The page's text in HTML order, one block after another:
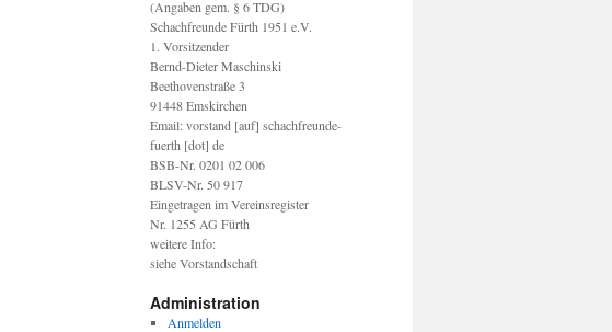
(Angaben gem. § 6 TDG)
Schachfreunde Fürth 1951 e.V.
1. Vorsitzender
Bernd-Dieter Maschinski
Beethovenstraße 3
91448 Emskirchen
Email: vorstand [auf] schachfreunde-
fuerth [dot] de
BSB-Nr. 0201 02 006
BLSV-Nr. 50 917
Eingetragen im Vereinsregister
Nr. 1255 AG Fürth
weitere Info:
siehe Vorstandschaft
Administration
Anmelden